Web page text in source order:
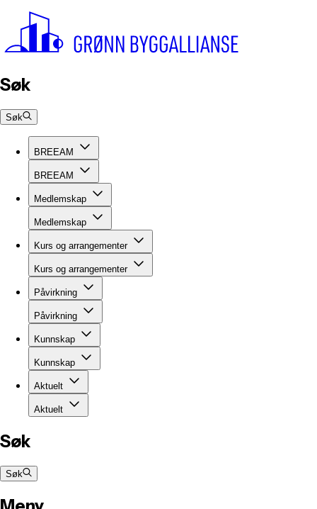
Søk
Søk
BREEAM
BREEAM
Medlemskap
Medlemskap
Kurs og arrangementer
Kurs og arrangementer
Påvirkning
Påvirkning
Kunnskap
Kunnskap
Aktuelt
Aktuelt
Søk
Søk